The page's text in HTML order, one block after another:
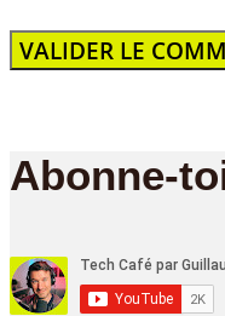
Abonne-